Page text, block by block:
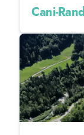
Cani-